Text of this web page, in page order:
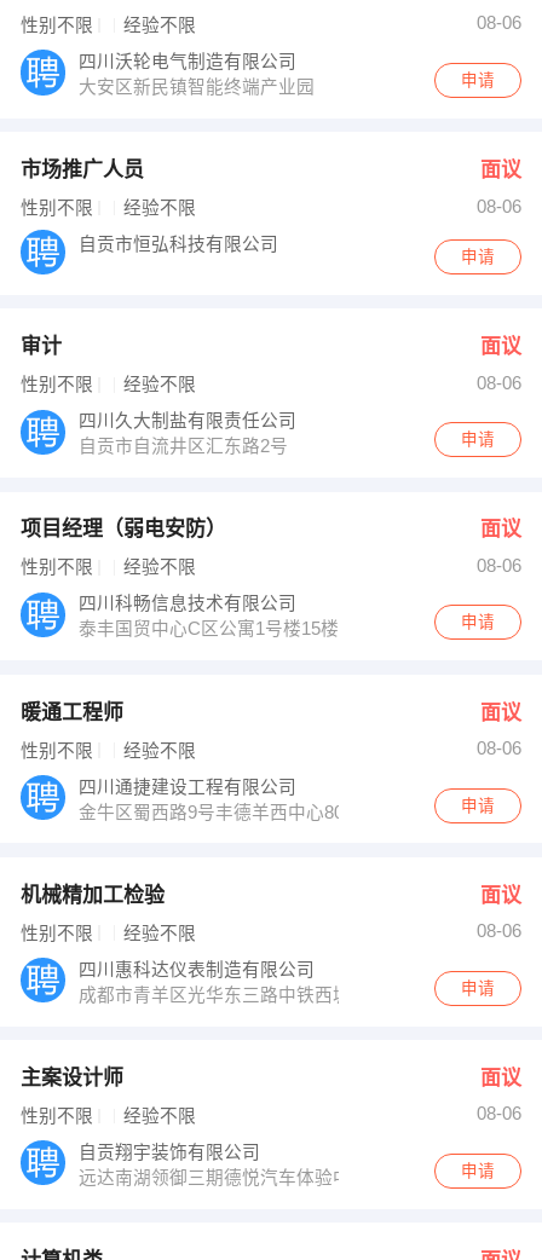
性别不限 经验不限
08-06
四川沃轮电气制造有限公司
大安区新民镇智能终端产业园
申请
市场推广人员 面议
性别不限 经验不限
08-06
自贡市恒弘科技有限公司
申请
审计 面议
性别不限 经验不限
08-06
四川久大制盐有限责任公司
自贡市自流井区汇东路2号
申请
项目经理（弱电安防） 面议
性别不限 经验不限
08-06
四川科畅信息技术有限公司
泰丰国贸中心C区公寓1号楼15楼
申请
暖通工程师 面议
性别不限 经验不限
08-06
四川通捷建设工程有限公司
金牛区蜀西路9号丰德羊西中心804号
申请
机械精加工检验 面议
性别不限 经验不限
08-06
四川惠科达仪表制造有限公司
成都市青羊区光华东三路中铁西城写字楼4幢1单元1114室
申请
主案设计师 面议
性别不限 经验不限
08-06
自贡翔宇装饰有限公司
远达南湖领御三期德悦汽车体验中心楼上（2-4）楼
申请